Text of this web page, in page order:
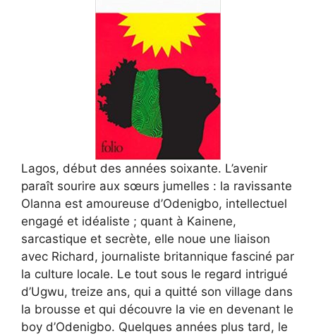
Lagos, début des années soixante. L’avenir
paraît sourire aux sœurs jumelles : la ravissante
Olanna est amoureuse d’Odenigbo, intellectuel
engagé et idéaliste ; quant à Kainene,
sarcastique et secrète, elle noue une liaison
avec Richard, journaliste britannique fasciné par
la culture locale. Le tout sous le regard intrigué
d’Ugwu, treize ans, qui a quitté son village dans
la brousse et qui découvre la vie en devenant le
boy d’Odenigbo. Quelques années plus tard, le